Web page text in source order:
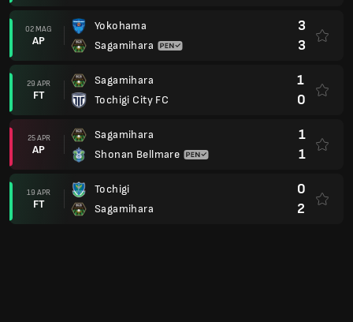
02 MAG
AP
Yokohama
Sagamihara
3
3
29 APR
FT
Sagamihara
Tochigi City FC
1
0
25 APR
AP
Sagamihara
Shonan Bellmare
1
1
19 APR
FT
Tochigi
Sagamihara
0
2